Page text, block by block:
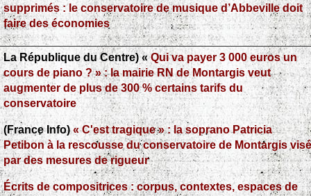
supprimés : le conservatoire de musique d’Abbeville doit
faire des économies
La République du Centre) «Qui va payer 3 000 euros un
cours de piano ? » : la mairie RN de Montargis veut
augmenter de plus de 300 % certains tarifs du
conservatoire
(France Info)« C'est tragique » : la soprano Patricia
Petibon à la rescousse du conservatoire de Montargis visé
par des mesures de rigueur
Écrits de compositrices : corpus, contextes, espaces de